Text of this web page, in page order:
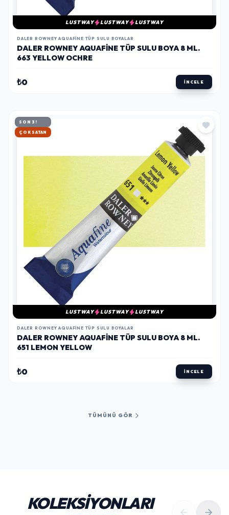
LUSTWAY LUSTWAY LUSTWAY
DALER ROWNEY AQUAFINE TÜP SULU BOYALAR
DALER ROWNEY AQUAFINE TÜP SULU BOYA 8 ML.
663 YELLOW OCHRE
₺0 İNCELE
SON 3!
HIZLI KARGO
LUSTWAY LUSTWAY LUSTWAY
DALER ROWNEY AQUAFINE TÜP SULU BOYALAR
DALER ROWNEY AQUAFINE TÜP SULU BOYA 8 ML.
651 LEMON YELLOW
₺0 İNCELE
TÜMÜNÜ GÖR
KOLEKSİYONLARI